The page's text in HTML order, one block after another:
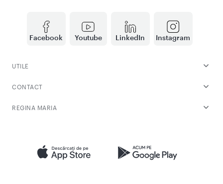
Facebook Youtube LinkedIn Instagram
UTILE
CONTACT
REGINA MARIA